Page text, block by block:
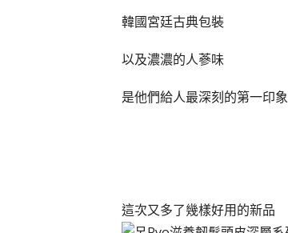
韓國宮廷古典包裝
以及濃濃的人蔘味
是他們給人最深刻的第一印象
這次又多了幾樣好用的新品